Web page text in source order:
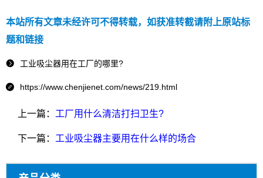
本站所有文章未经许可不得转载，如获准转截请附上原站标
题和链接
 工业吸尘器用在工厂的哪里?
 https://www.chenjienet.com/news/219.html
上一篇： 工厂用什么清洁打扫卫生?
下一篇： 工业吸尘器主要用在什么样的场合